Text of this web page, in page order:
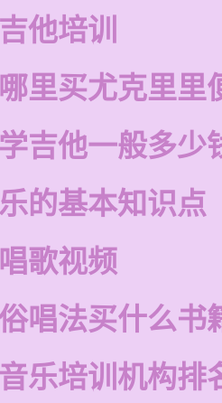
他培训
里买尤克里里
吉他一般多少
的基本知识点
歌视频
唱法买什么书
乐培训机构排